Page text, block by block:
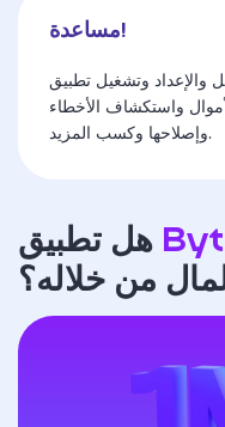
مساعدة!
والإعداد وتشغيل تطبيق
واستكشاف الأخطاء
وإصلاحها وكسب المزيد.
من خلاله؟